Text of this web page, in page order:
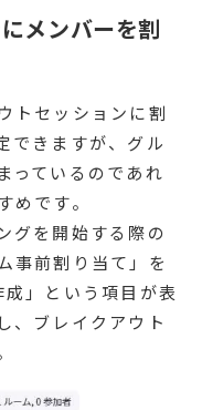
メンバーを割
トセッションに割
できますが、グル
っているのであれ
めです。
グを開始する際の
事前割り当て」を
」という項目が表
、ブレイクアウト